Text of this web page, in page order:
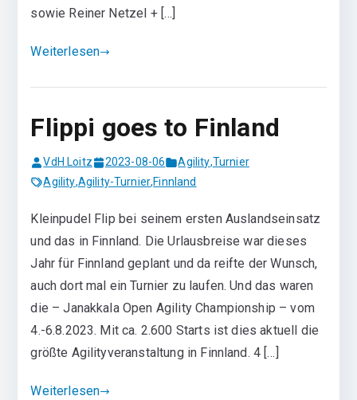
sowie Reiner Netzel + […]
Weiterlesen
Flippi goes to Finland
VdH Loitz 2023-08-06 Agility,Turnier
Agility,Agility-Turnier,Finnland
Kleinpudel Flip bei seinem ersten Auslandseinsatz
und das in Finnland. Die Urlausbreise war dieses
Jahr für Finnland geplant und da reifte der Wunsch,
auch dort mal ein Turnier zu laufen. Und das waren
die – Janakkala Open Agility Championship – vom
4.-6.8.2023. Mit ca. 2.600 Starts ist dies aktuell die
größte Agilityveranstaltung in Finnland. 4 […]
Weiterlesen